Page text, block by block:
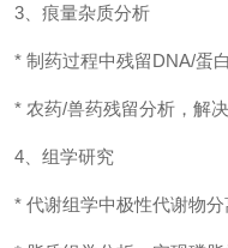
3、痕量杂质分析
* 制药过程中残留DNA/蛋
* 农药/兽药残留分析，解
4、组学研究
* 代谢组学中极性代谢物